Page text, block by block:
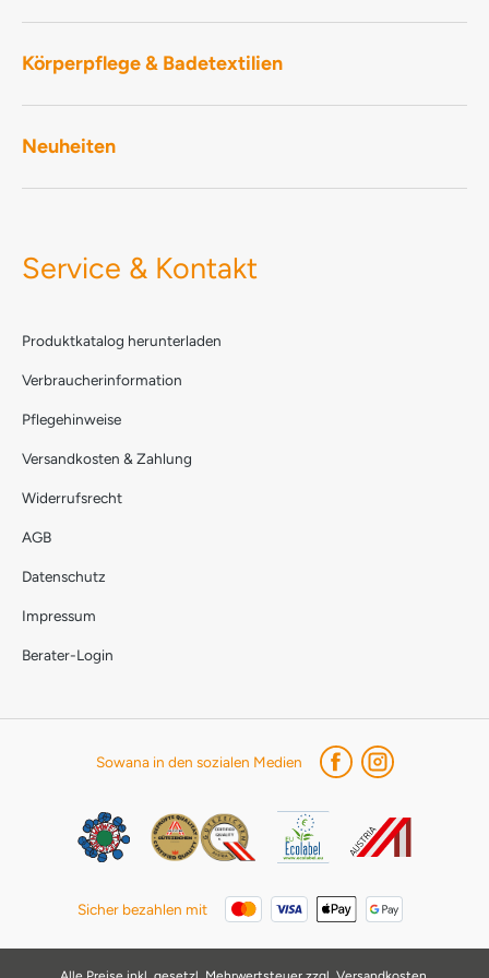
Körperpflege & Badetextilien
Neuheiten
Service & Kontakt
Produktkatalog herunterladen
Verbraucherinformation
Pflegehinweise
Versandkosten & Zahlung
Widerrufsrecht
AGB
Datenschutz
Impressum
Berater-Login
Sowana in den sozialen Medien
Sicher bezahlen mit